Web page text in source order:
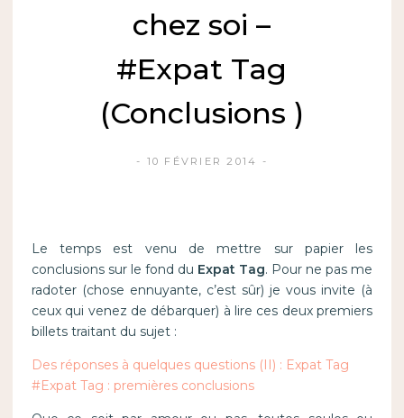
chez soi –
#Expat Tag
(Conclusions )
10 FÉVRIER 2014
Le temps est venu de mettre sur papier les
conclusions sur le fond du Expat Tag. Pour ne pas me
radoter (chose ennuyante, c’est sûr) je vous invite (à
ceux qui venez de débarquer) à lire ces deux premiers
billets traitant du sujet :
Des réponses à quelques questions (II) : Expat Tag
#Expat Tag : premières conclusions